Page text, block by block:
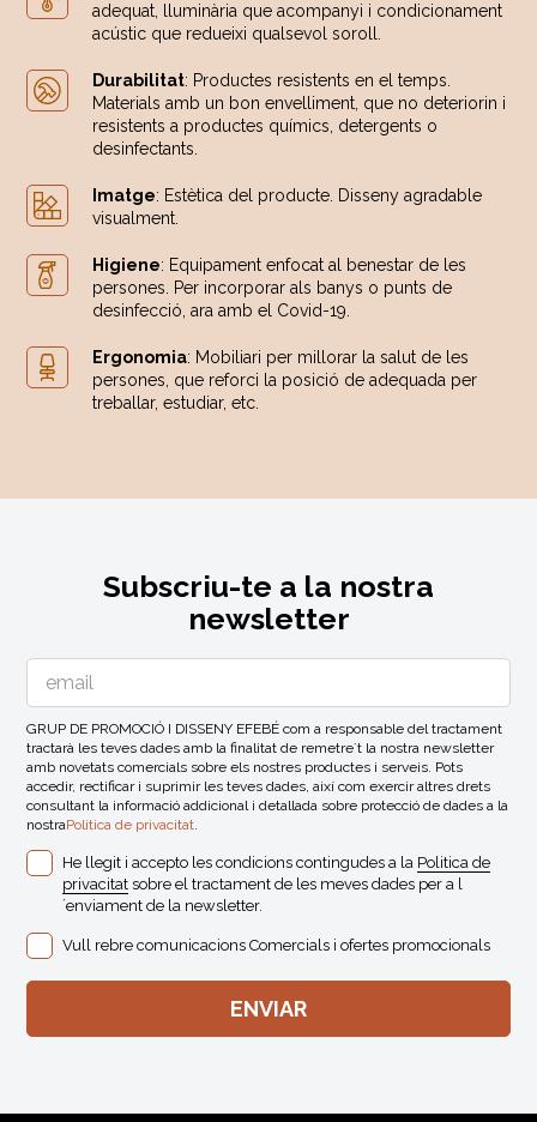
adequat, lluminària que acompanyi i condicionament
acústic que redueixi qualsevol soroll.
Durabilitat: Productes resistents en el temps.
Materials amb un bon envelliment, que no deteriorin i
resistents a productes químics, detergents o
desinfectants.
Imatge: Estètica del producte. Disseny agradable
visualment.
Higiene: Equipament enfocat al benestar de les
persones. Per incorporar als banys o punts de
desinfecció, ara amb el Covid-19.
Ergonomia: Mobiliari per millorar la salut de les
persones, que reforci la posició de adequada per
treballar, estudiar, etc.
Subscriu-te a la nostra
newsletter
GRUP DE PROMOCIÓ I DISSENY EFEBÉ com a responsable del tractament
tractarà les teves dades amb la finalitat de remetre´t la nostra newsletter
amb novetats comercials sobre els nostres productes i serveis. Pots
accedir, rectificar i suprimir les teves dades, així com exercir altres drets
consultant la informació addicional i detallada sobre protecció de dades a la
nostraPolitica de privacitat.
He llegit i accepto les condicions contingudes a la Politica de
privacitat sobre el tractament de les meves dades per a l
´enviament de la newsletter.
Vull rebre comunicacions Comercials i ofertes promocionals